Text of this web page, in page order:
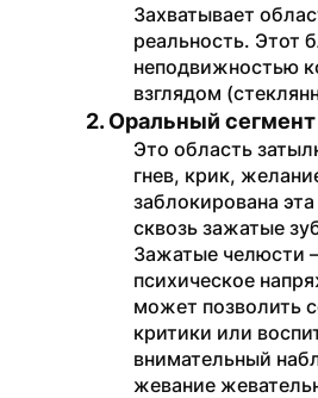
Захватывает
реальность. Этот
неподвижностью
взглядом
2. Оральный сегмент
Это область
гнев, крик,
заблокирована
сквозь зажатые
Зажатые челюсти
психическое
может позволить
критики или
внимательный
жевание